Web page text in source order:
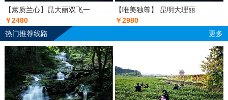
【蕙质兰心】昆大丽双飞一
￥2480
【唯美独尊】 昆明大理丽
￥2980
热门推荐线路
更多